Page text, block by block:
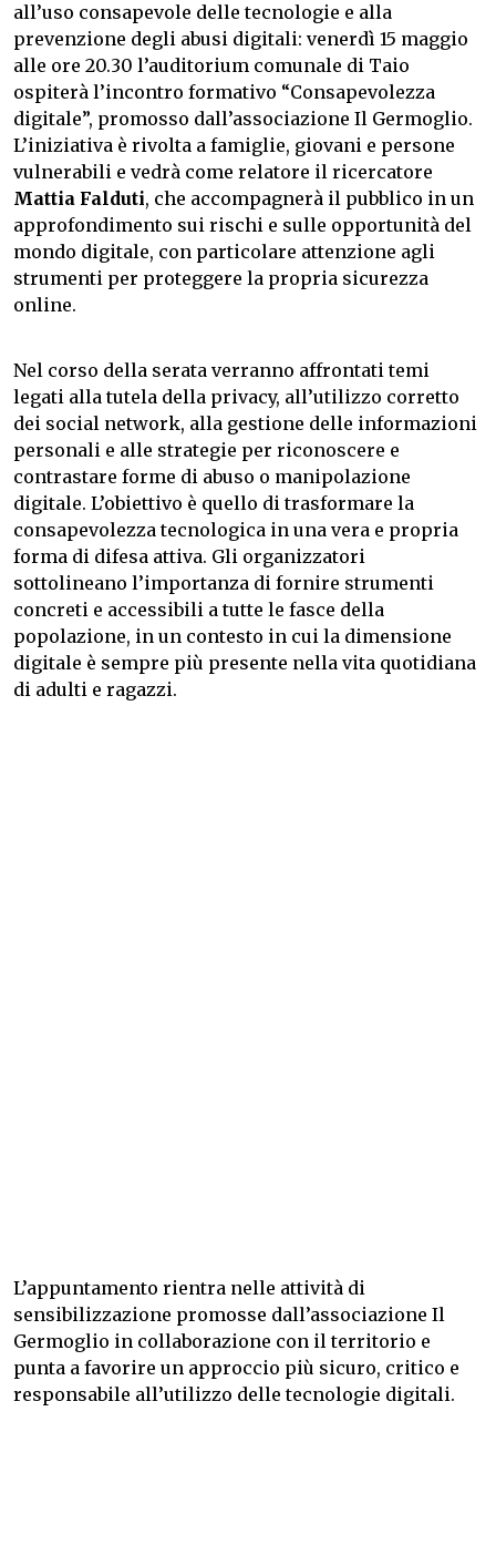
all’uso consapevole delle tecnologie e alla
prevenzione degli abusi digitali: venerdì 15 maggio
alle ore 20.30 l’auditorium comunale di Taio
ospiterà l’incontro formativo “Consapevolezza
digitale”, promosso dall’associazione Il Germoglio.
L’iniziativa è rivolta a famiglie, giovani e persone
vulnerabili e vedrà come relatore il ricercatore
Mattia Falduti, che accompagnerà il pubblico in un
approfondimento sui rischi e sulle opportunità del
mondo digitale, con particolare attenzione agli
strumenti per proteggere la propria sicurezza
online.
Nel corso della serata verranno affrontati temi
legati alla tutela della privacy, all’utilizzo corretto
dei social network, alla gestione delle informazioni
personali e alle strategie per riconoscere e
contrastare forme di abuso o manipolazione
digitale. L’obiettivo è quello di trasformare la
consapevolezza tecnologica in una vera e propria
forma di difesa attiva. Gli organizzatori
sottolineano l’importanza di fornire strumenti
concreti e accessibili a tutte le fasce della
popolazione, in un contesto in cui la dimensione
digitale è sempre più presente nella vita quotidiana
di adulti e ragazzi.
L’appuntamento rientra nelle attività di
sensibilizzazione promosse dall’associazione Il
Germoglio in collaborazione con il territorio e
punta a favorire un approccio più sicuro, critico e
responsabile all’utilizzo delle tecnologie digitali.